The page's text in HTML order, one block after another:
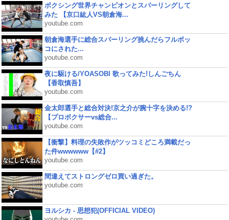
ボクシング世界チャンピオンとスパーリングして
みた 【京口紘人VS朝倉海...
youtube.com
朝倉海選手に総合スパーリング挑んだらフルボッ
コにされた...
youtube.com
夜に駆ける/YOASOBI 歌ってみた!しんごちん
【香取慎吾】
youtube.com
金太郎選手と総合対決!京之介が腕十字を決める!?
【プロボクサーvs総合...
youtube.com
【衝撃】料理の失敗作がツッコミどころ満載だっ
た件wwwwww【#2】
youtube.com
間違えてストロングゼロ買い過ぎた。
youtube.com
ヨルシカ - 思想犯(OFFICIAL VIDEO)